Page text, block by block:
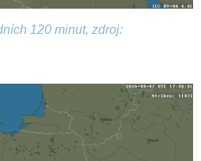
120 minut, zdroj: